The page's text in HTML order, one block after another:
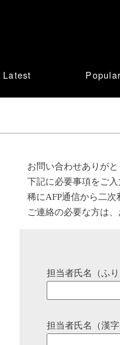
Latest Popular
お問い合わせありがと
下記に必要事項をご
稀にAFP通信から二
ご連絡の必要な方は
担当者氏名（ふり
担当者氏名（漢字